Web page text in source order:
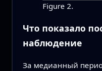
Figure 2.
Что показало
наблюдение
За медианный